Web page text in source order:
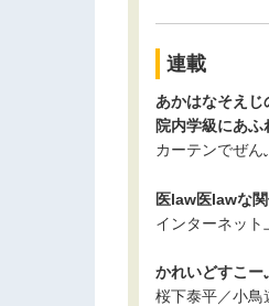
連載
あかはなそえじ
院内学級にあ
カーテンでぜ
医law医lawな
インターネッ
かれいどすこー
桜下泰平／小鳥